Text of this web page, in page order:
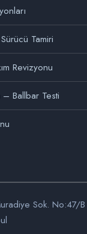
Tamiri
Revizyonu
Ballbar Testi
Sok. No:47/B